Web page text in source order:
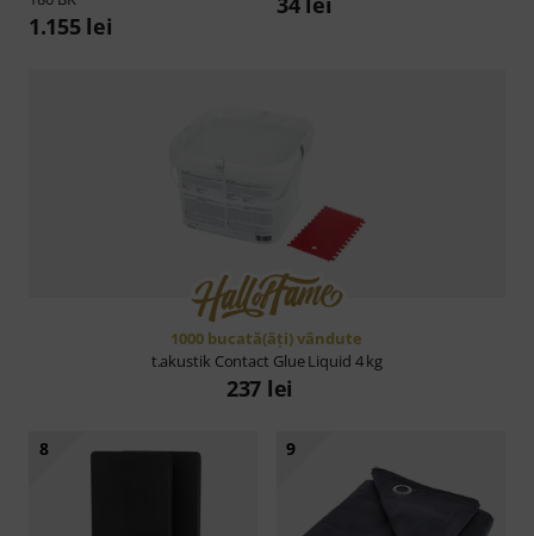
1.155 lei
1000 bucată(ăţi) vândute
t.akustik Contact Glue Liquid 4 kg
237 lei
8 9